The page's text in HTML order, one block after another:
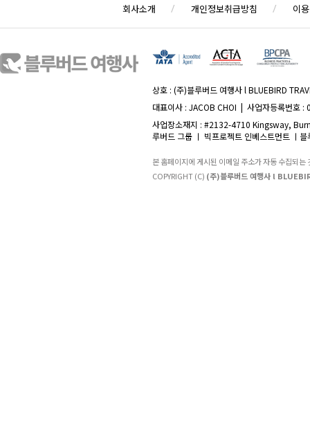
회사소개 개인정보취급방침 이
상호 : (주)블루버드 여행사 l BLUEBIRD
대표이사 : JACOB CHOI | 사업자등록번
사업장소재지 : #2132-4710 Kingsway,
루버드 그룹 ㅣ 빅프로젝트 인베스트먼트 ㅣ블
본 홈페이지에 게시된 이메일 주소가 자동 수집되
COPYRIGHT (C) (주)블루버드 여행사 l